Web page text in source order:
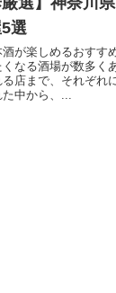
選
が楽しめるおすす
なる酒場が数多く
店まで、それぞれ
中から、...